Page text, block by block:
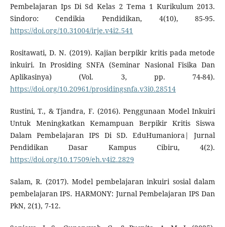
Pembelajaran Ips Di Sd Kelas 2 Tema 1 Kurikulum 2013.
Sindoro: Cendikia Pendidikan, 4(10), 85-95.
https://doi.org/10.31004/irje.v4i2.541
Rositawati, D. N. (2019). Kajian berpikir kritis pada metode
inkuiri. In Prosiding SNFA (Seminar Nasional Fisika Dan
Aplikasinya) (Vol. 3, pp. 74-84).
https://doi.org/10.20961/prosidingsnfa.v3i0.28514
Rustini, T., & Tjandra, F. (2016). Penggunaan Model Inkuiri
Untuk Meningkatkan Kemampuan Berpikir Kritis Siswa
Dalam Pembelajaran IPS Di SD. EduHumaniora| Jurnal
Pendidikan Dasar Kampus Cibiru, 4(2).
https://doi.org/10.17509/eh.v4i2.2829
Salam, R. (2017). Model pembelajaran inkuiri sosial dalam
pembelajaran IPS. HARMONY: Jurnal Pembelajaran IPS Dan
PkN, 2(1), 7-12.